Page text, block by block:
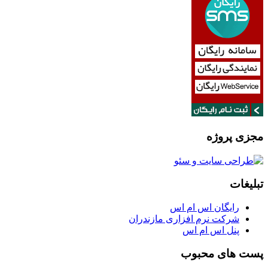
مجزی پروژه
تبلیغات
رایگان اس ام اس
شرکت نرم افزاری مازندران
پنل اس ام اس
پست های محبوب